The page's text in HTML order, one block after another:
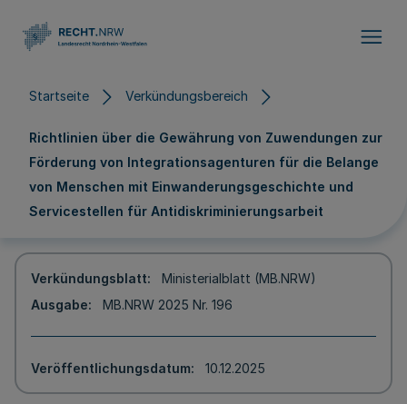
Startseite Verkündungsbereich
Richtlinien über die Gewährung von Zuwendungen zur
Förderung von Integrationsagenturen für die Belange
von Menschen mit Einwanderungsgeschichte und
Servicestellen für Antidiskriminierungsarbeit
Verkündungsblatt
Ministerialblatt (MB.NRW)
Ausgabe
MB.NRW 2025 Nr. 196
Veröffentlichungsdatum 10.12.2025